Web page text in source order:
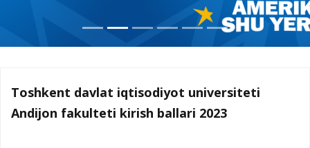
Toshkent davlat iqtisodiyot universiteti
Andijon fakulteti kirish ballari 2023